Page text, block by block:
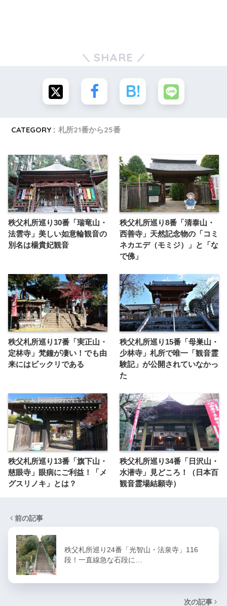
SHARE
CATEGORY : 札所21番から25番
秩父札所巡り30番「瑞竜山・
法雲寺」美しい如意輪観音の
別名は楊貴妃観音
秩父札所巡り8番「清泰山・
西善寺」天然記念物の「コミ
ネカエデ（モミジ）」と「な
で佛」
秩父札所巡り17番「実正山・
定林寺」梵鐘が凄い！でも由
来にはビックリである
秩父札所巡り15番「母巣山・
少林寺」札所で唯一「観音霊
験記」が公開されていなかっ
た
秩父札所巡り13番「旗下山・
慈眼寺」眼病にご利益！「メ
グスリノキ」とは？
秩父札所巡り34番「日沢山・
水潜寺」見どころ！（日本百
観音霊場結願寺）
前の記事
秩父札所巡り24番「光智山・法泉寺」116
段！一直線急な石段に…
次の記事